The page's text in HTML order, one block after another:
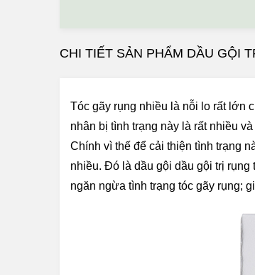
CHI TIẾT SẢN PHẨM DẦU GỘI
Tóc gãy rụng nhiều là nỗi lo rất lớn
nhân bị tình trạng này là rất nhiều
Chính vì thế để cải thiện tình trạng
nhiều. Đó là dầu gội dầu gội trị
ngăn ngừa tình trạng tóc gãy rụng;